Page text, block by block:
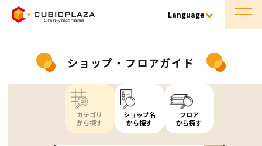
Language
ショップ・フロアガイド
カテゴリ
から探す
ショップ名
から探す
フロア
から探す